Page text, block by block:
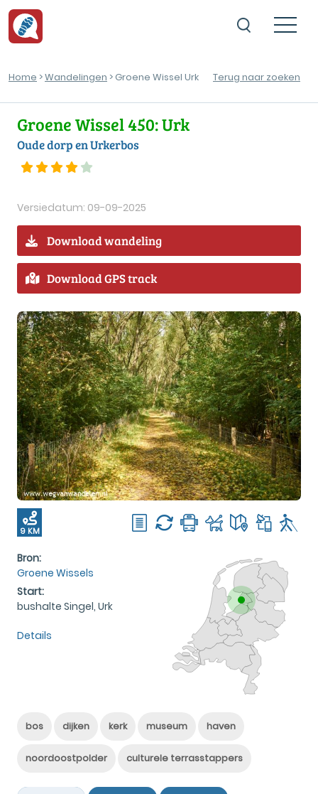
Home >Wandelingen > Groene Wissel Urk Terug naar zoeken
Groene Wissel 450: Urk
Oude dorp en Urkerbos
Versiedatum: 09-09-2025
Download wandeling
Download GPS track
9 KM
Bron:
Groene Wissels
Start:
bushalte Singel, Urk
Details
bos dijken kerk museum haven
noordoostpolder culturele terrasstappers